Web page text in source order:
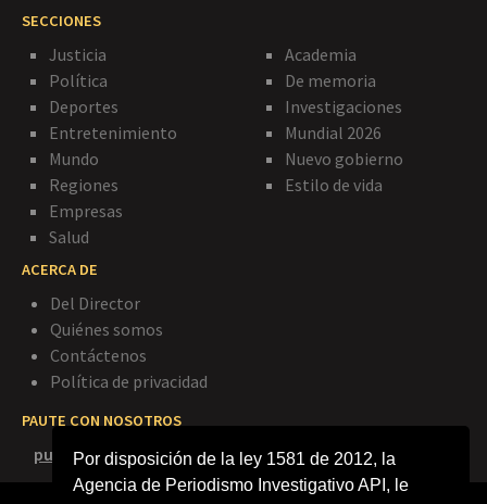
Por disposición de la ley 1581 de 2012, la
Agencia de Periodismo Investigativo API, le
SECCIONES
Justicia
Política
Deportes
Entretenimiento
Mundo
Regiones
Empresas
Salud
Academia
De memoria
Investigaciones
Mundial 2026
Nuevo gobierno
Estilo de vida
ACERCA DE
Del Director
Quiénes somos
Contáctenos
Política de privacidad
PAUTE CON NOSOTROS
publicidad@agenciapi.co